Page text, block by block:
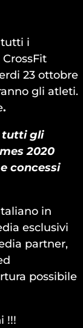
i
23 ottobre
gli atleti.
.
tutti gli
2020
concessi
in
esclusivi
partner,
possibile
!!!